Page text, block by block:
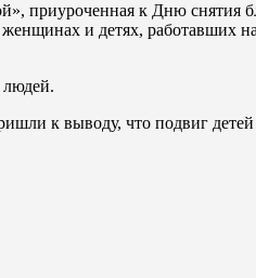
приуроченная к Дню снятия
и детях, работавших
людей.
к выводу, что подвиг